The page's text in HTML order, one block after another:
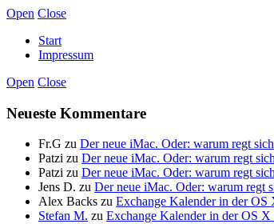
Open Close
Start
Impressum
Open Close
Neueste Kommentare
Fr.G zu Der neue iMac. Oder: warum regt
Patzi zu Der neue iMac. Oder: warum regt
Patzi zu Der neue iMac. Oder: warum regt
Jens D. zu Der neue iMac. Oder: warum regt
Alex Backs zu Exchange Kalender in der OS
Stefan M. zu Exchange Kalender in der OS